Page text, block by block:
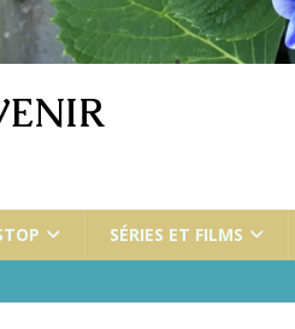
SÉRIES ET FILMS